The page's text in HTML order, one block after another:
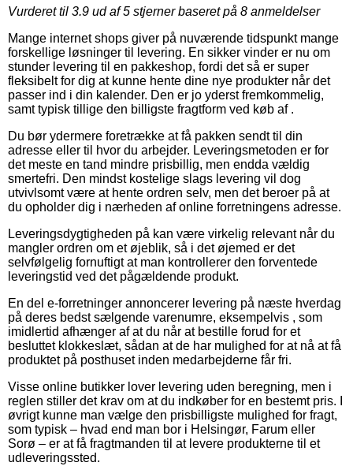
Vurderet til 3.9 ud af 5 stjerner baseret på 8 anmeldelser
Mange internet shops giver på nuværende tidspunkt mange
forskellige løsninger til levering. En sikker vinder er nu om
stunder levering til en pakkeshop, fordi det så er super
fleksibelt for dig at kunne hente dine nye produkter når det
passer ind i din kalender. Den er jo yderst fremkommelig,
samt typisk tillige den billigste fragtform ved køb af .
Du bør ydermere foretrække at få pakken sendt til din
adresse eller til hvor du arbejder. Leveringsmetoden er for
det meste en tand mindre prisbillig, men endda vældig
smertefri. Den mindst kostelige slags levering vil dog
utvivlsomt være at hente ordren selv, men det beroer på at
du opholder dig i nærheden af online forretningens adresse.
Leveringsdygtigheden på kan være virkelig relevant når du
mangler ordren om et øjeblik, så i det øjemed er det
selvfølgelig fornuftigt at man kontrollerer den forventede
leveringstid ved det pågældende produkt.
En del e-forretninger annoncerer levering på næste hverdag
på deres bedst sælgende varenumre, eksempelvis , som
imidlertid afhænger af at du når at bestille forud for et
besluttet klokkeslæt, sådan at de har mulighed for at nå at få
produktet på posthuset inden medarbejderne får fri.
Visse online butikker lover levering uden beregning, men i
reglen stiller det krav om at du indkøber for en bestemt pris. I
øvrigt kunne man vælge den prisbilligste mulighed for fragt,
som typisk – hvad end man bor i Helsingør, Farum eller
Sorø – er at få fragtmanden til at levere produkterne til et
udleveringssted.